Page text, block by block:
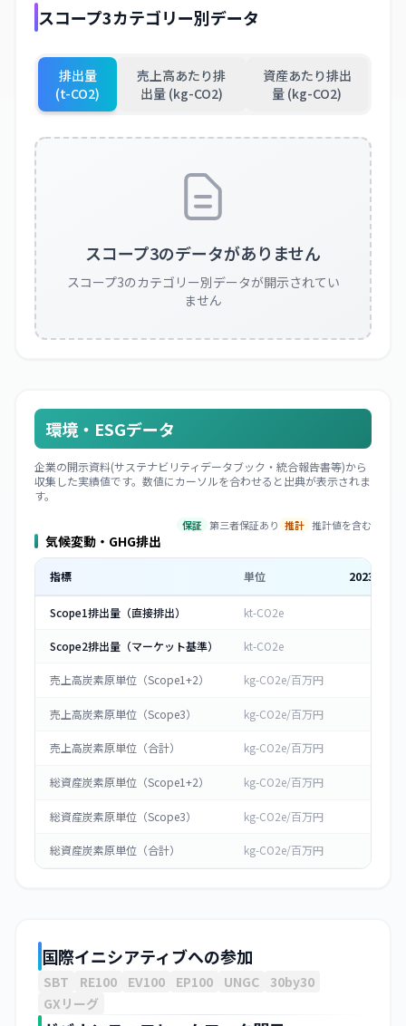
スコープ3カテゴリー別データ
排出量
(t-CO2)
売上高あたり排
出量 (kg-CO2)
資産あたり排出
量 (kg-CO2)
スコープ3のデータがありません
スコープ3のカテゴリー別データが開示されてい
ません
環境・ESGデータ
企業の開示資料(サステナビリティデータブック・統合報告書等)から
収集した実績値です。数値にカーソルを合わせると出典が表示されま
す。
保証 第三者保証あり 推計 推計値を含む
気候変動・GHG排出
指標 単位 2023
Scope1排出量（直接排出） kt-CO2e
Scope2排出量（マーケット基準） kt-CO2e
売上高炭素原単位（Scope1+2） kg-CO2e/百万円
売上高炭素原単位（Scope3） kg-CO2e/百万円
売上高炭素原単位（合計） kg-CO2e/百万円
総資産炭素原単位（Scope1+2） kg-CO2e/百万円
総資産炭素原単位（Scope3） kg-CO2e/百万円
総資産炭素原単位（合計） kg-CO2e/百万円
国際イニシアティブへの参加
SBT RE100 EV100 EP100 UNGC 30by30
GXリーグ